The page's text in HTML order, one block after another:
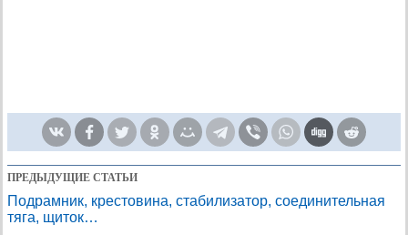
ПРЕДЫДУЩИЕ СТАТЬИ
Подрамник, крестовина, стабилизатор, соединительная
тяга, щиток…